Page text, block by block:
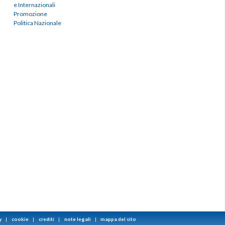
e Internazionali
Promozione
Politica Nazionale
| cookie | crediti | note legali | mappa del sito